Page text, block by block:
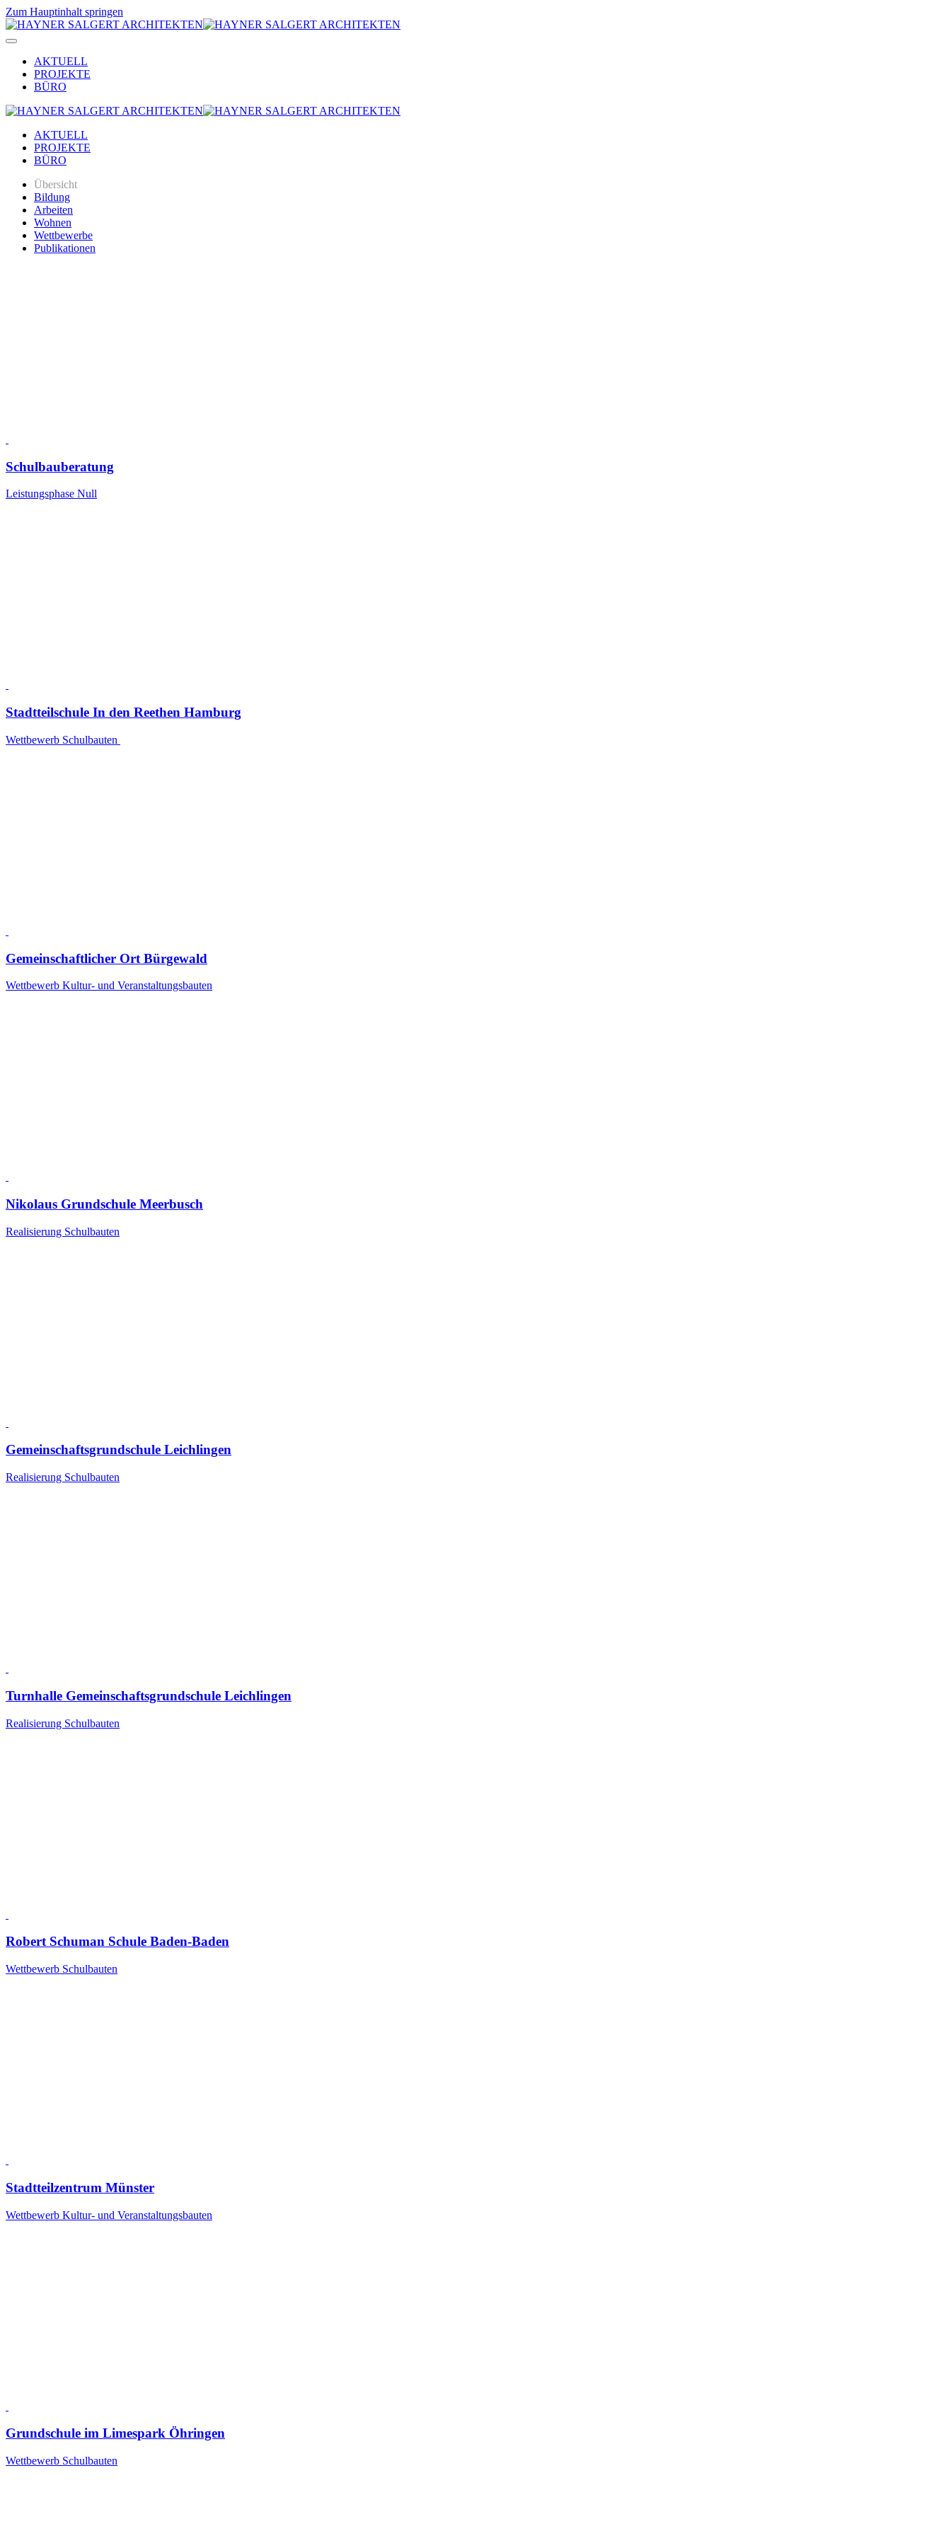
Zum Hauptinhalt springen
AKTUELL
PROJEKTE
BÜRO
AKTUELL
PROJEKTE
BÜRO
Übersicht
Bildung
Arbeiten
Wohnen
Wettbewerbe
Publikationen
Schulbauberatung
Leistungsphase Null
Stadtteilschule In den Reethen Hamburg
Wettbewerb Schulbauten
Gemeinschaftlicher Ort Bürgewald
Wettbewerb Kultur- und Veranstaltungsbauten
Nikolaus Grundschule Meerbusch
Realisierung Schulbauten
Gemeinschaftsgrundschule Leichlingen
Realisierung Schulbauten
Turnhalle Gemeinschaftsgrundschule Leichlingen
Realisierung Schulbauten
Robert Schuman Schule Baden-Baden
Wettbewerb Schulbauten
Stadtteilzentrum Münster
Wettbewerb Kultur- und Veranstaltungsbauten
Grundschule im Limespark Öhringen
Wettbewerb Schulbauten